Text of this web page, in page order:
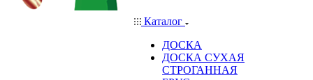
Каталог
ДОСКА
ДОСКА СУХАЯ
СТРОГАННАЯ